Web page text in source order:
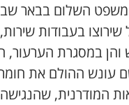
השלום בבאר
שירוצו בעבודות
והן במסגרת הערעור,
עונש ההולם את
המודרנית,